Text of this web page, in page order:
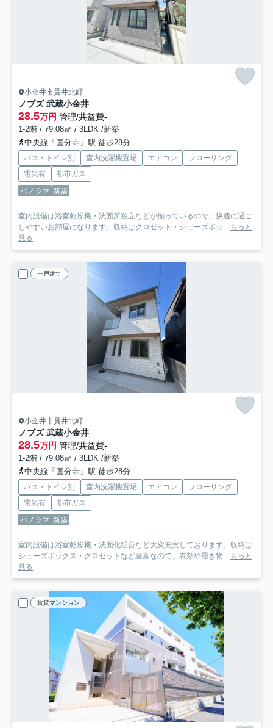
小金井市貫井北町
ノブズ 武蔵小金井
28.5万円 管理/共益費-
1-2階 / 79.08㎡ / 3LDK /新築
中央線「国分寺」駅 徒歩28分
バス・トイレ別 室内洗濯機置場 エアコン
フローリング
電気有
都市ガス
パノラマ 新築
室内設備は浴室乾燥機・洗面所独立などが揃っているので、快適に過ご
しやすいお部屋になります。収納はクロゼット・シューズボッ... もっと
見る
一戸建て
小金井市貫井北町
ノブズ 武蔵小金井
28.5万円 管理/共益費-
1-2階 / 79.08㎡ / 3LDK /新築
中央線「国分寺」駅 徒歩28分
バス・トイレ別 室内洗濯機置場 エアコン
フローリング
電気有
都市ガス
パノラマ 新築
室内設備は浴室乾燥機・洗面化粧台など大変充実しております。収納は
シューズボックス・クロゼットなど豊富なので、衣類や履き物... もっと
見る
賃貸マンション